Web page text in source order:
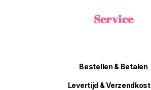
Service
Bestellen & Betalen
Levertijd &